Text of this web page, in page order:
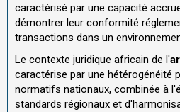
caractérisé par une capacité
démontrer leur conformité
transactions dans un
Le contexte juridique africain de l'
caractérise par une hétérogénéité
normatifs nationaux, combinée à
standards régionaux et